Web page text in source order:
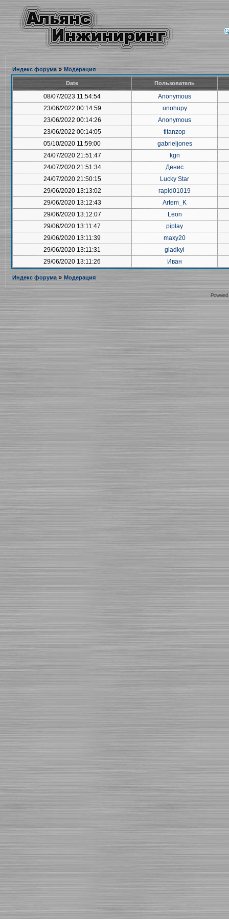
Индекс форума » Модерация
Date Пользователь
08/07/2023 11:54:54
Anonymous
23/06/2022 00:14:59
unohupy
23/06/2022 00:14:26
Anonymous
23/06/2022 00:14:05
titanzop
05/10/2020 11:59:00
gabrieljones
24/07/2020 21:51:47
kgn
24/07/2020 21:51:34
Денис
24/07/2020 21:50:15
Lucky Star
29/06/2020 13:13:02
rapid01019
29/06/2020 13:12:43
Artem_K
29/06/2020 13:12:07
Leon
29/06/2020 13:11:47
piplay
29/06/2020 13:11:39
maxy20
29/06/2020 13:11:31
gladkyi
29/06/2020 13:11:26
Иван
Индекс форума » Модерация